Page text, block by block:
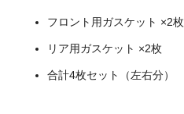
フロント用ガスケット ×2枚
リア用ガスケット ×2枚
合計4枚セット（左右分）